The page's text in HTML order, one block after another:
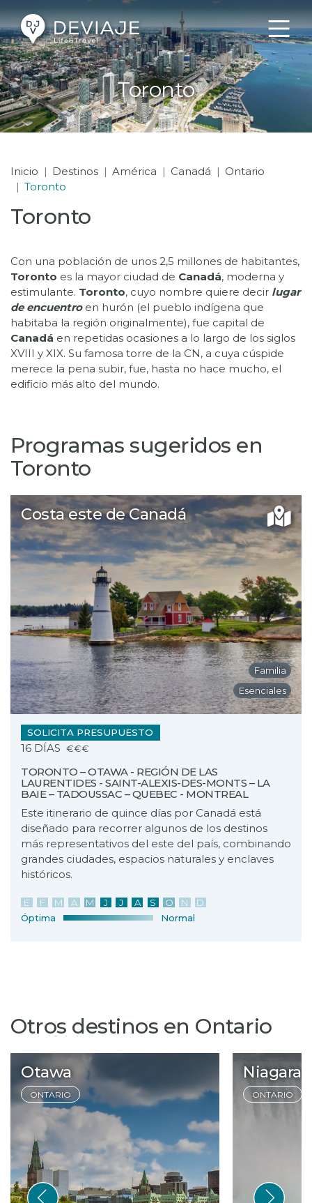
Toronto
Inicio Destinos América Canadá
Ontario
Toronto
Toronto
Con una población de unos 2,5 millones de habitantes,
Toronto es la mayor ciudad de Canadá, moderna y
estimulante. Toronto, cuyo nombre quiere decir lugar
de encuentroen hurón (el pueblo indígena que
habitaba la región originalmente), fue capital de
Canadá en repetidas ocasiones a lo largo de los siglos
XVIII y XIX. Su famosa torre de la CN, a cuya cúspide
merece la pena subir, fue, hasta no hace mucho, el
Programas sugeridos en
Toronto
Costa este de Canadá
Familia
Esenciales
16 DÍAS €€€
SOLICITA PRESUPUESTO
TORONTO – OTAWA - REGIÓN DE LAS
LAURENTIDES - SAINT-ALEXIS-DES-MONTS – LA
BAIE – TADOUSSAC – QUEBEC - MONTREAL
Este itinerario de quince días por Canadá está
diseñado para recorrer algunos de los destinos
más representativos del este del país, combinando
grandes ciudades, espacios naturales y enclaves
históricos.
E F M A M J J A S O N
D
Óptima
Normal
Otros destinos en Ontario
Otawa
ONTARIO
Niagara
ONTARIO